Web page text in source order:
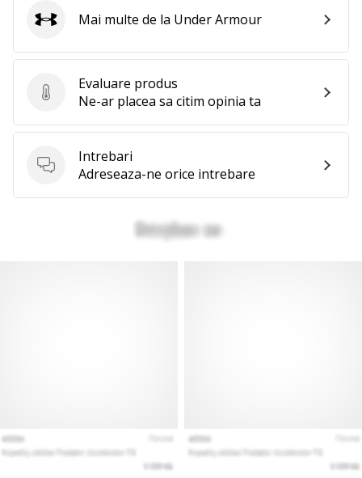
Evaluare produs
Evaluare produs
Ne-ar placea sa citim opinia ta
Intrebari
Intrebari
Adreseaza-ne orice intrebare
Under Armour
Mai multe de la Under Armour